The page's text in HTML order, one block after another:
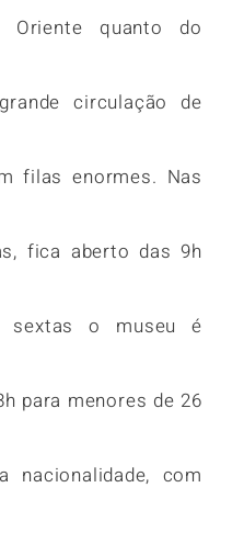
Oriente quanto do
circulação de
filas enormes. Nas
fica aberto das 9h
sextas o museu é
para menores de 26
nacionalidade, com